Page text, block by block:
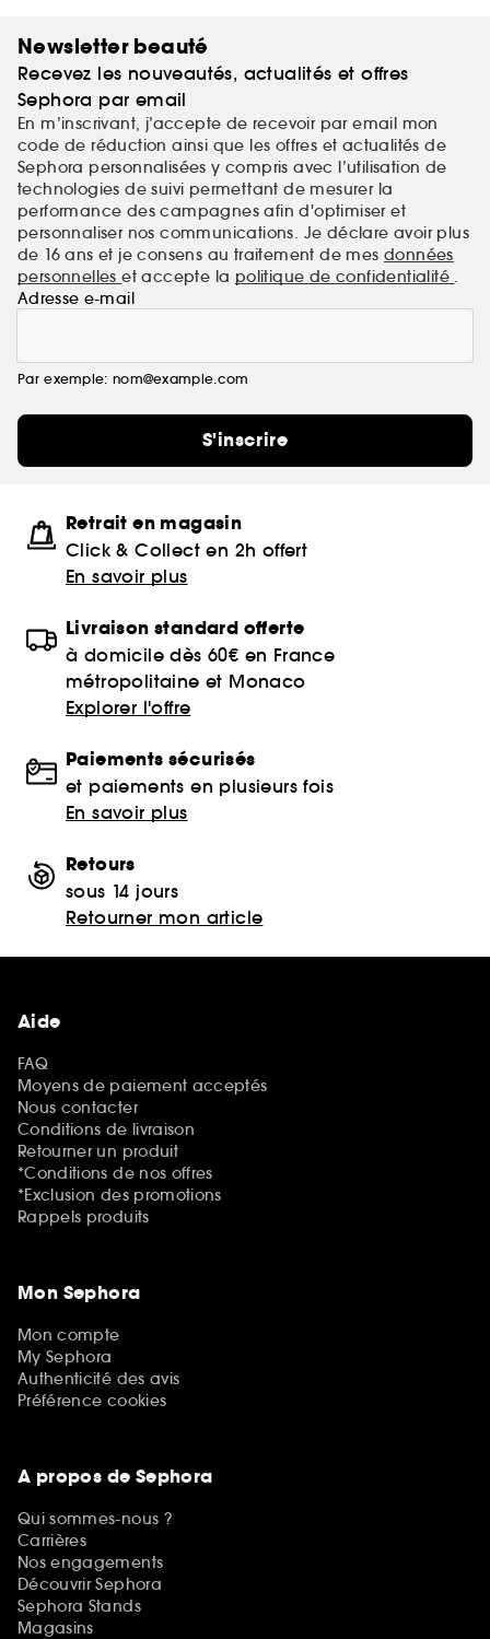
Newsletter beauté
Recevez les nouveautés, actualités et offres
Sephora par email
En m’inscrivant, j’accepte de recevoir par email mon
code de réduction ainsi que les offres et actualités de
Sephora personnalisées y compris avec l’utilisation de
technologies de suivi permettant de mesurer la
performance des campagnes afin d'optimiser et
personnaliser nos communications. Je déclare avoir plus
de 16 ans et je consens au traitement de mes données
personnelleset accepte la politique de confidentialité .
Adresse e-mail
Par exemple: nom@example.com
S'inscrire
Retrait en magasin
Click & Collect en 2h offert
En savoir plus
Livraison standard offerte
à domicile dès 60€ en France
métropolitaine et Monaco
Explorer l'offre
Paiements sécurisés
et paiements en plusieurs fois
En savoir plus
Retours
sous 14 jours
Retourner mon article
Aide
FAQ
Moyens de paiement acceptés
Nous contacter
Conditions de livraison
Retourner un produit
*Conditions de nos offres
*Exclusion des promotions
Rappels produits
Mon Sephora
Mon compte
My Sephora
Authenticité des avis
Préférence cookies
A propos de Sephora
Qui sommes-nous ?
Carrières
Nos engagements
Découvrir Sephora
Sephora Stands
Magasins